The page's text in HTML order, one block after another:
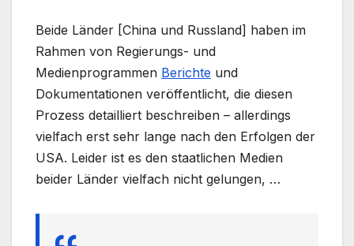
Beide Länder [China und Russland] haben im
Rahmen von Regierungs- und
Medienprogrammen Berichte und
Dokumentationen veröffentlicht, die diesen
Prozess detailliert beschreiben – allerdings
vielfach erst sehr lange nach den Erfolgen der
USA. Leider ist es den staatlichen Medien
beider Länder vielfach nicht gelungen, …